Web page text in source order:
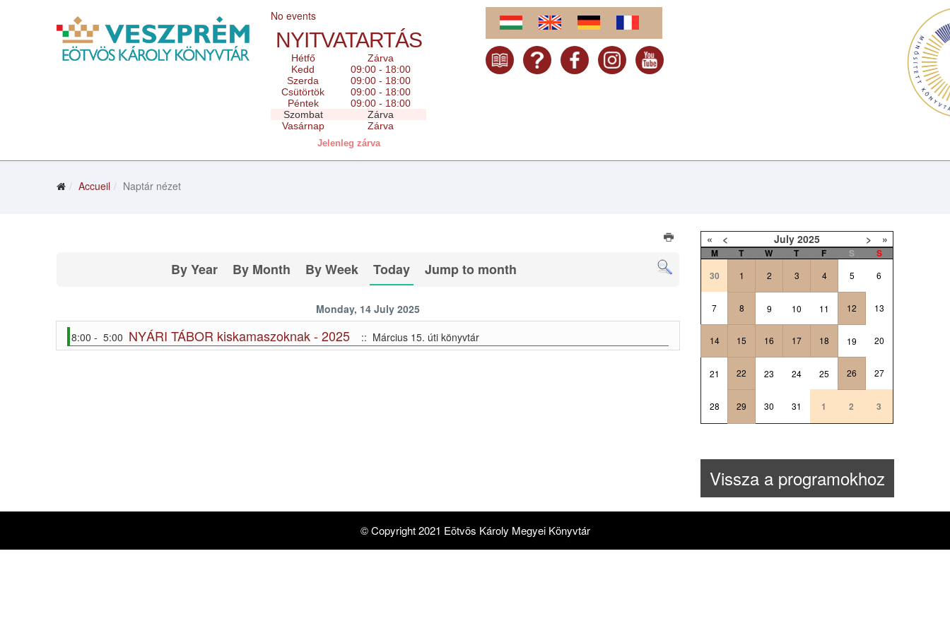
No events
NYITVATARTÁS
Hétfő
Zárva
Kedd
09:00 - 18:00
Szerda
09:00 - 18:00
Csütörtök
09:00 - 18:00
Péntek
09:00 - 18:00
Szombat
Zárva
Vasárnap
Zárva
Jelenleg zárva
Accueil Naptár nézet
By Year By Month By Week Today Jump to month
Monday, 14 July 2025
8:00 - 5:00 NYÁRI TÁBOR kiskamaszoknak - 2025 :: Március 15. úti könyvtár
« < July 2025 > »
M T W T F S
S
30
1 2 3 4 5 6
7 8 9 10 11 12 13
14 15 16 17 18 19 20
21 22 23 24 25 26 27
28 29 30 31 1 2 3
Vissza a programokhoz
© Copyright 2021 Eötvös Károly Megyei Könyvtár